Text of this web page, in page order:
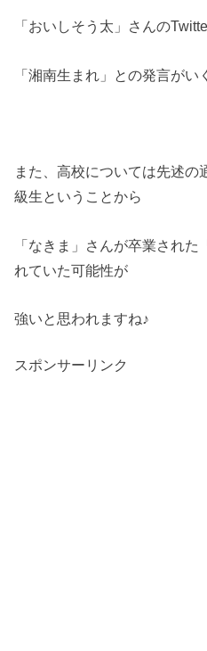
「おいしそう太」さんの
「湘南生まれ」との発言がい
また、高校については先述の
級生ということから
「なきま」さんが卒業され
れていた可能性が
強いと思われますね♪
スポンサーリンク